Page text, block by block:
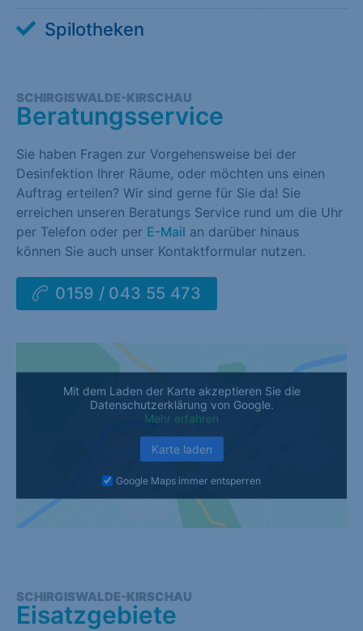
Spilotheken
SCHIRGISWALDE-KIRSCHAU
Beratungsservice
Sie haben Fragen zur Vorgehensweise bei der
Desinfektion Ihrer Räume, oder möchten uns einen
Auftrag erteilen? Wir sind gerne für Sie da! Sie
erreichen unseren Beratungs Service rund um die Uhr
per Telefon oder per E-Mail an darüber hinaus
können Sie auch unser Kontaktformular nutzen.
0159 / 043 55 473
Mit dem Laden der Karte akzeptieren Sie die
Datenschutzerklärung von Google.
Mehr erfahren
Karte laden
Google Maps immer entsperren
SCHIRGISWALDE-KIRSCHAU
Eisatzgebiete